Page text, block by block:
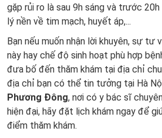
gặp rủi ro là sau 9h sáng và trước
lý nền về tim mạch, huyết áp,...
Bạn nếu muốn nhận lời khuyên, sự tư
này hay chế độ sinh hoạt phù hợp
đưa bố đến thăm khám tại địa chỉ
địa chỉ bạn có thể tin tưởng tại Hà
Phương Đông, nơi có y bác sĩ
hiện đại, hãy đặt lịch khám ngay để
điểm thăm khám.